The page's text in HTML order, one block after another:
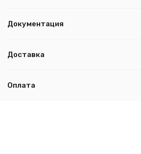
Документация
Доставка
Оплата